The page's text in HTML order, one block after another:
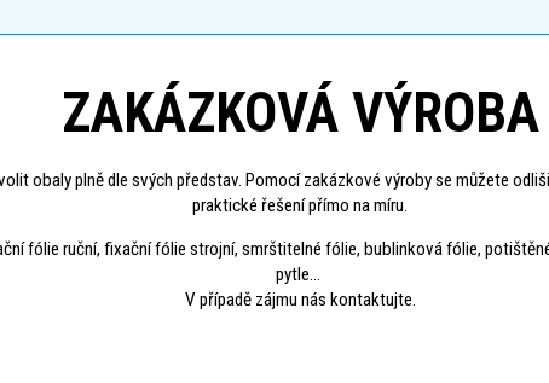
ZAKÁZKOVÁ VÝROBA
obaly plně dle svých představ. Pomocí zakázkové výroby se můžete
praktické řešení přímo na míru.
fólie ruční, fixační fólie strojní, smrštitelné fólie, bublinková fólie,
pytle...
V případě zájmu nás kontaktujte.